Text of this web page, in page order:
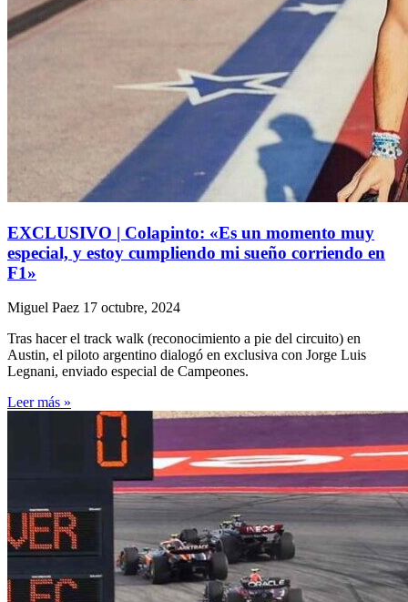
EXCLUSIVO | Colapinto: «Es un momento muy
especial, y estoy cumpliendo mi sueño corriendo en
F1»
Miguel Paez 17 octubre, 2024
Tras hacer el track walk (reconocimiento a pie del circuito) en
Austin, el piloto argentino dialogó en exclusiva con Jorge Luis
Legnani, enviado especial de Campeones.
Leer más »